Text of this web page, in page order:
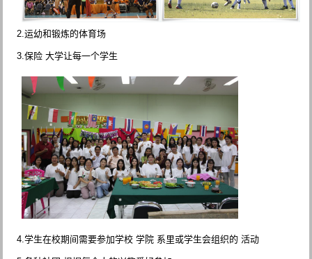
2.运幼和锻炼的体育场
3.保险 大学让每一个学生
4.学生在校期间需要参加学校 学院 系里或学生会组织的 活动